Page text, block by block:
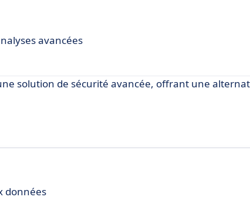
avancées
solution de sécurité avancée, offrant une
données